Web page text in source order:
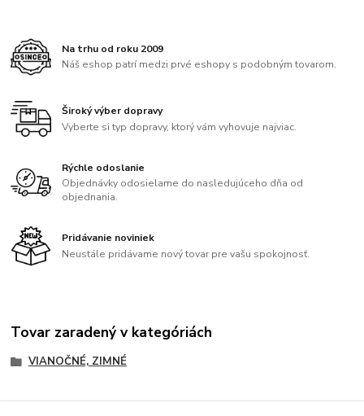
Na trhu od roku 2009
Náš eshop patrí medzi prvé eshopy s podobným tovarom.
Široký výber dopravy
Vyberte si typ dopravy, ktorý vám vyhovuje najviac.
Rýchle odoslanie
Objednávky odosielame do nasledujúceho dňa od
objednania.
Pridávanie noviniek
Neustále pridávame nový tovar pre vašu spokojnosť.
Tovar zaradený v kategóriách
VIANOČNÉ, ZIMNÉ